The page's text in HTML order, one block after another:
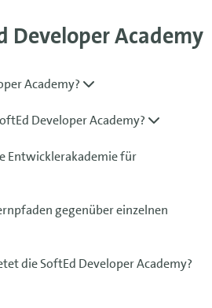
Developer Academy
Academy?
Developer Academy?
Entwicklerakademie für
gegenüber einzelnen
die SoftEd Developer Academy?